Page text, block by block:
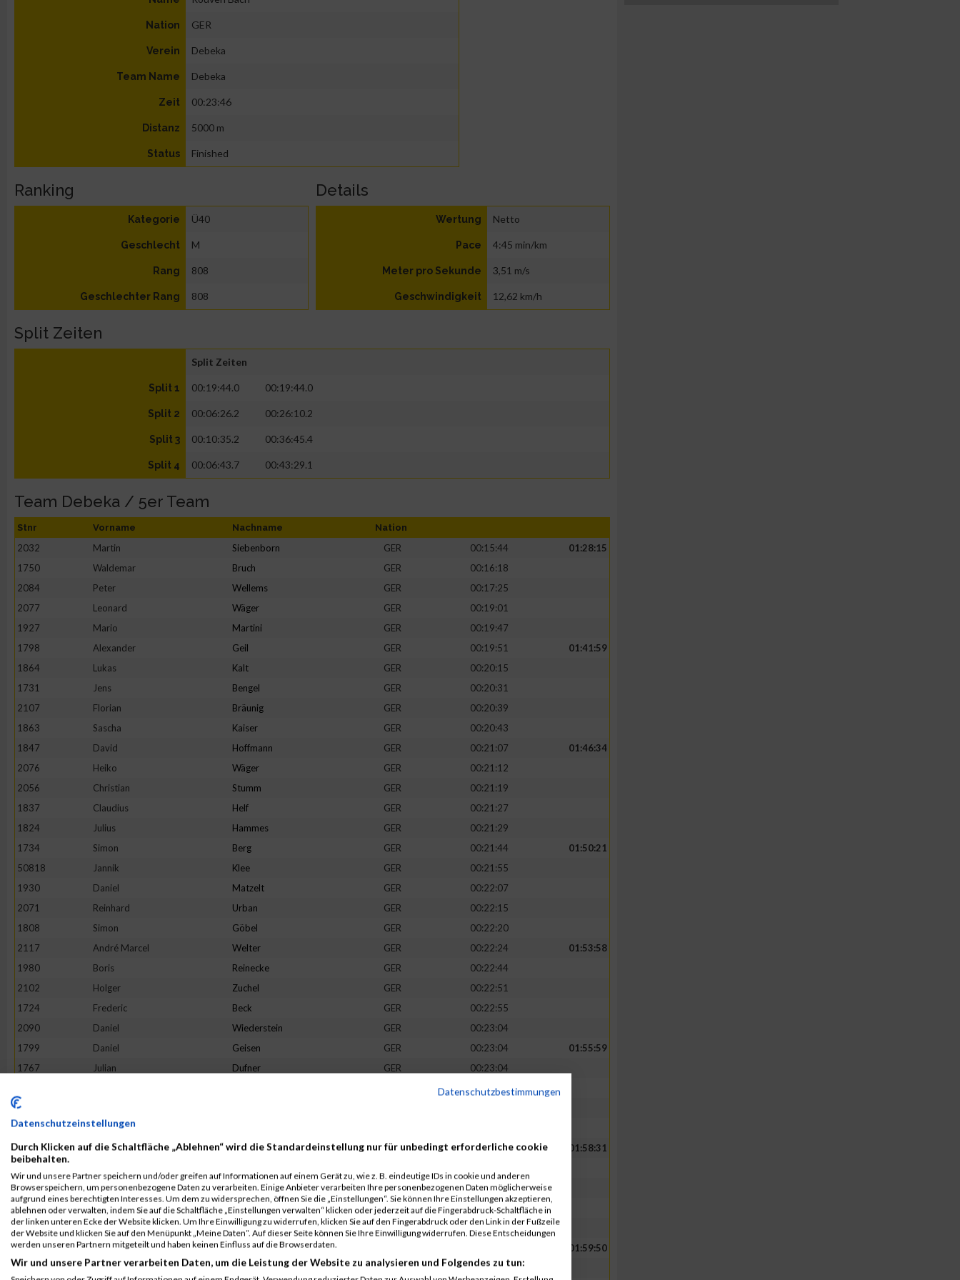
Nation GER
Verein Debeka
Team Name Debeka
Zeit 00:23:46
Distanz 5000 m
Status Finished
Ranking
Kategorie Ü40
Geschlecht M
Rang 808
Geschlechter Rang 808
Details
Wertung Netto
Pace 4:45 min/km
Meter pro Sekunde 3,51 m/s
Geschwindigkeit 12,62 km/h
Split Zeiten
Split Zeiten
Split 1 00:19:44.0 00:19:44.0
Split 2 00:06:26.2 00:26:10.2
Split 3 00:10:35.2 00:36:45.4
Split 4 00:06:43.7 00:43:29.1
Team Debeka / 5er Team
Stnr Vorname Nachname Nation
2032 Martin Siebenborn GER 00:15:44
01:28:15
1750
Waldemar Bruch GER
00:16:18
2084
Peter Wellems GER
00:17:25
2077
Leonard Wäger GER
00:19:01
1927
Mario Martini GER
00:19:47
1798
Alexander Geil GER 00:19:51
01:41:59
1864
Lukas Kalt GER
00:20:15
1731
Jens Bengel GER
00:20:31
2107
Florian Bräunig GER
00:20:39
1863
Sascha Kaiser GER
00:20:43
1847
David Hoffmann GER 00:21:07
01:46:34
2076
Heiko Wäger GER
00:21:12
2056
Christian Stumm GER
00:21:19
1837
Claudius Helf GER
00:21:27
1824
Julius Hammes GER
00:21:29
1734
Simon Berg GER 00:21:44
01:50:21
50818
Jannik Klee GER
00:21:55
1930
Daniel Matzelt GER
00:22:07
2071
Reinhard Urban GER
00:22:15
1808
Simon Göbel GER
00:22:20
2117
André Marcel Welter GER 00:22:24
01:53:58
1980
Boris Reinecke GER
00:22:44
2102
Holger Zuchel GER
00:22:51
1724
Frederic Beck GER
00:22:55
2090
Daniel Wiederstein GER
00:23:04
1799
Daniel Geisen GER 00:23:04
01:55:59
1767
Julian Dufner GER
00:23:04
00:23:08
1851
2022
Kevin
1772
Martin Egerer GER 00:23:33
01:58:31
1754
Stefan Buhr GER
00:23:44
1715
Rouven Bach GER
00:23:46
1890
David Krämer GER
00:23:50
1827
Markus Hartmann
01:59:50
1866
Sebastian Kaspers GER
00:23:54
Datenschutzbestimmungen
Datenschutzeinstellungen
Durch Klicken auf die Schaltfläche „Ablehnen“ wird die Standardeinstellung nur für unbedingt erforderliche cookie
beibehalten.
Wir und unsere Partner speichern und/oder greifen auf Informationen auf einem Gerät zu, wie z. B. eindeutige IDs in cookie und anderen
Browserspeichern, um personenbezogene Daten zu verarbeiten. Einige Anbieter verarbeiten Ihre personenbezogenen Daten möglicherweise
aufgrund eines berechtigten Interesses. Um dem zu widersprechen, öffnen Sie die „Einstellungen“. Sie können Ihre Einstellungen akzeptieren,
ablehnen oder verwalten, indem Sie auf die Schaltfläche „Einstellungen verwalten“ klicken oder jederzeit auf die Fingerabdruck-Schaltfläche in
der linken unteren Ecke der Website klicken. Um Ihre Einwilligung zu widerrufen, klicken Sie auf den Fingerabdruck oder den Link in der Fußzeile
der Website und klicken Sie auf den Menüpunkt „Meine Daten“. Auf dieser Seite können Sie Ihre Einwilligung widerrufen. Diese Entscheidungen
werden unseren Partnern mitgeteilt und haben keinen Einfluss auf die Browserdaten.
Wir und unsere Partner verarbeiten Daten, um die Leistung der Website zu analysieren und Folgendes zu tun: